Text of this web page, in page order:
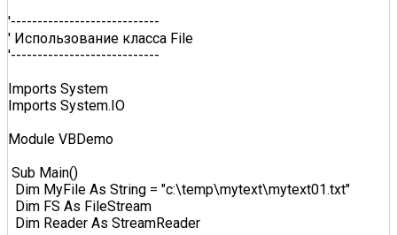
'----------------------------
' Использование класса File
'----------------------------
Imports System
Imports System.IO
Module VBDemo
Sub Main()
Dim MyFile As String = "c:\temp\mytext\mytext01.txt"
Dim FS As FileStream
Dim Reader As StreamReader